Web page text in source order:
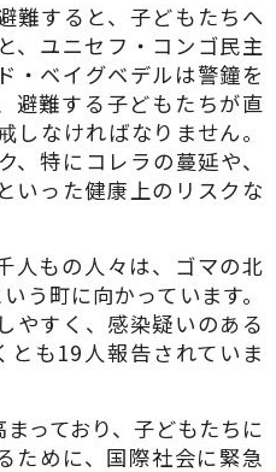
難すると、子どもたちへ
、ユニセフ・コンゴ民主
・ベイグベデルは警鐘を
避難する子どもたちが直
なければなりません。
特にコレラの蔓延や、
いった健康上のリスクな
人もの人々は、ゴマの北
う町に向かっています。
やすく、感染疑いのある
も19人報告されていま
まっており、子どもたちに
ために、国際社会に緊急